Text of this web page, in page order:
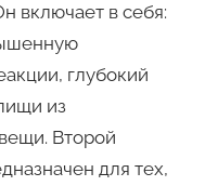
включает в себя:
глубокий
из
Второй
для тех,